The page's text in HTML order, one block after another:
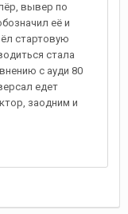
вывер по
её и
стартовую
стала
с ауди 80
едет
заодним и